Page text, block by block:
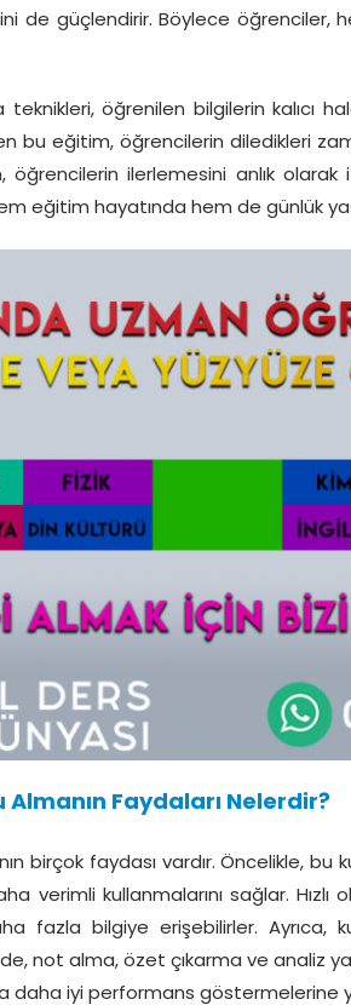
de güçlendirir. Böylece öğrenciler,
teknikleri, öğrenilen bilgilerin kalıcı
bu eğitim, öğrencilerin diledikleri
öğrencilerin ilerlemesini anlık olarak
eğitim hayatında hem de günlük
Almanın Faydaları Nelerdir?
birçok faydası vardır. Öncelikle,
verimli kullanmalarını sağlar.
fazla bilgiye erişebilirler. Ayrıca,
not alma, özet çıkarma ve analiz
daha iyi performans göstermelerine